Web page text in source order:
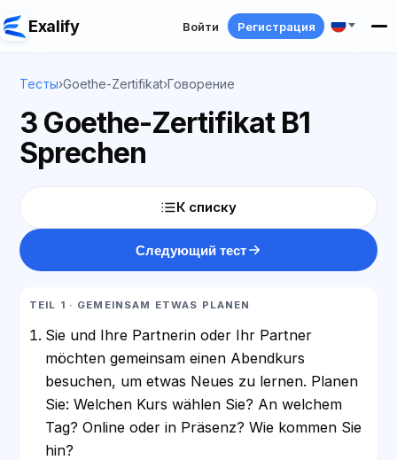
Exalify Войти Регистрация
Тесты›Goethe-Zertifikat›Говорение
3 Goethe-Zertifikat B1
Sprechen
К списку
Следующий тест
TEIL 1 · GEMEINSAM ETWAS PLANEN
Sie und Ihre Partnerin oder Ihr Partner
möchten gemeinsam einen Abendkurs
besuchen, um etwas Neues zu lernen. Planen
Sie: Welchen Kurs wählen Sie? An welchem
Tag? Online oder in Präsenz? Wie kommen Sie
hin?